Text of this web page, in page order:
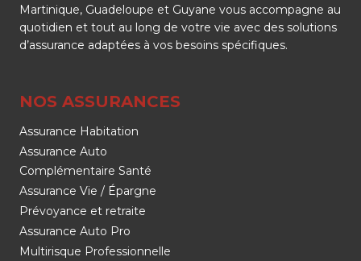
Martinique, Guadeloupe et Guyane vous accompagne au
quotidien et tout au long de votre vie avec des solutions
d’assurance adaptées à vos besoins spécifiques.
NOS ASSURANCES
Assurance Habitation
Assurance Auto
Complémentaire Santé
Assurance Vie / Épargne
Prévoyance et retraite
Assurance Auto Pro
Multirisque Professionnelle